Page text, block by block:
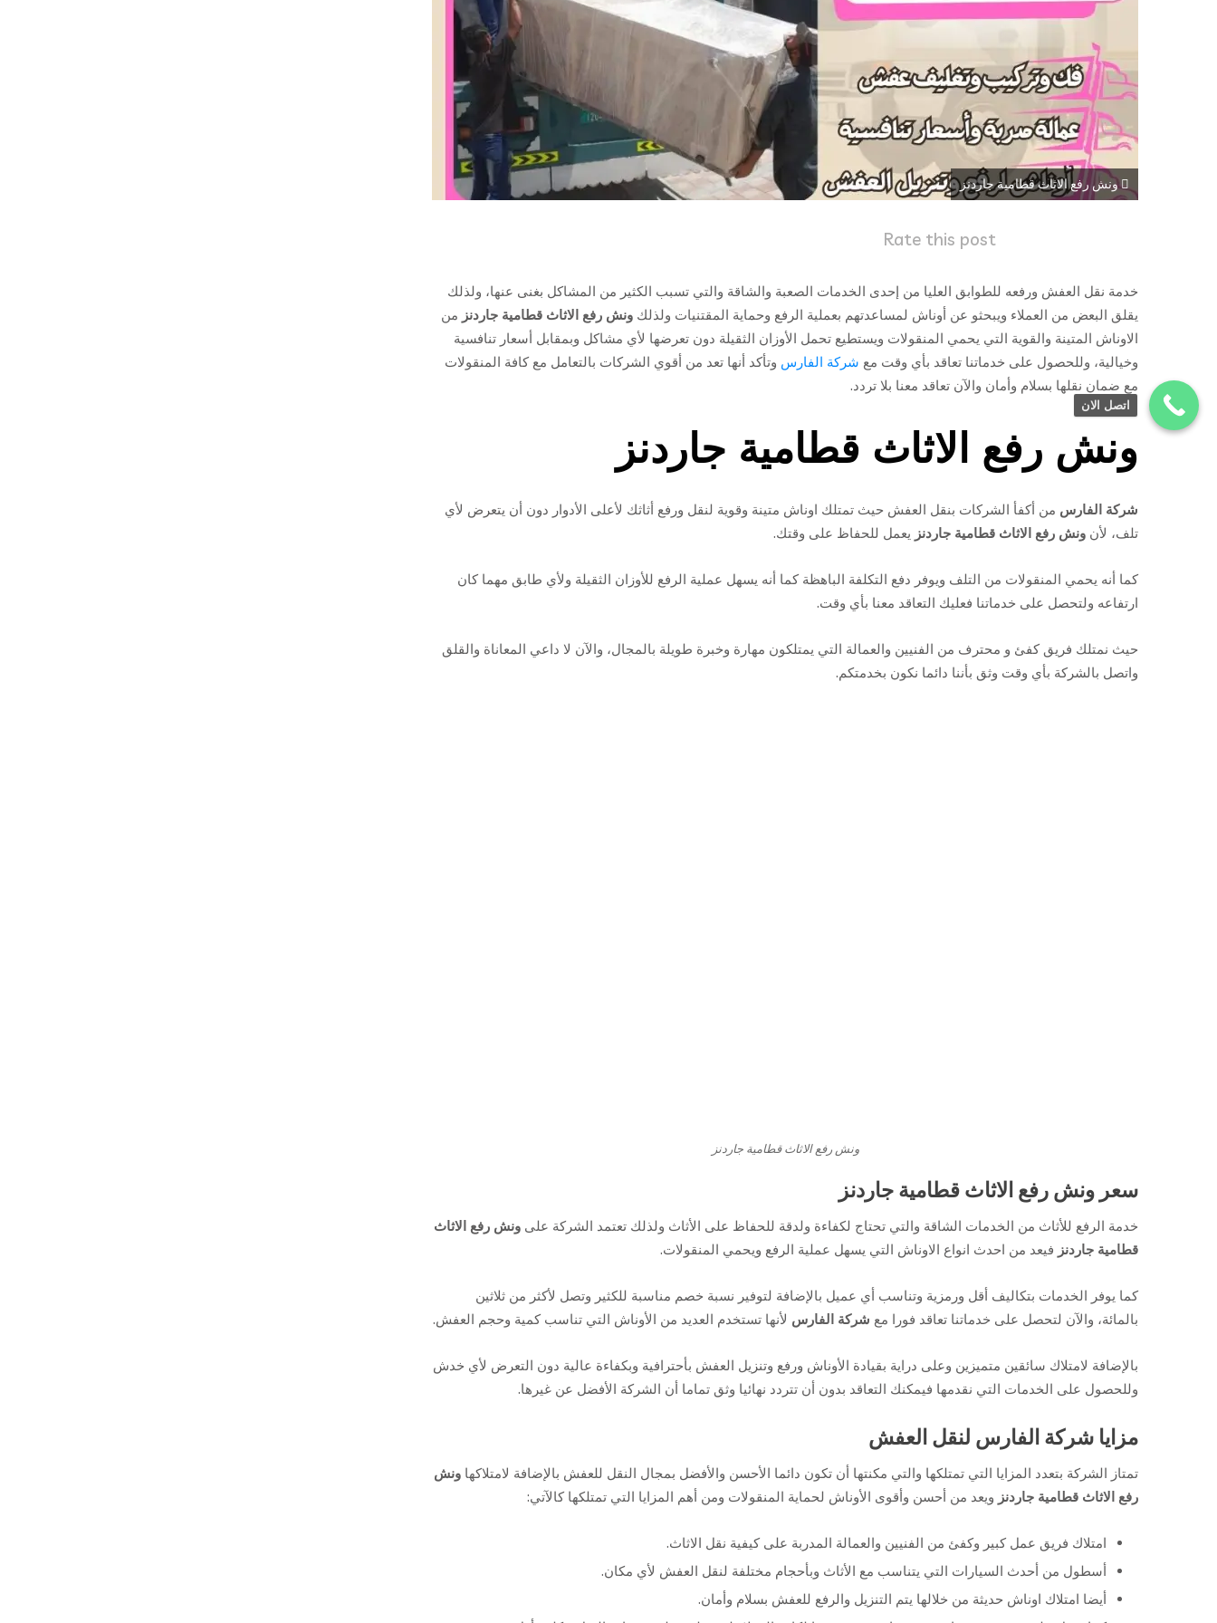
ونش رفع الاثاث قطامية جاردنز
Rate this post
خدمة نقل العفش ورفعه للطوابق العليا من إحدى الخدمات الصعبة والشاقة والتي تسبب الكثير من المشاكل بغنى عنها، ولذلك
يقلق البعض من العملاء ويبحثو عن أوناش لمساعدتهم بعملية الرفع وحماية المقتنيات ولذلك ونش رفع الاثاث قطامية جاردنز من
الاوناش المتينة والقوية التي يحمي المنقولات ويستطيع تحمل الأوزان الثقيلة دون تعرضها لأي مشاكل وبمقابل أسعار تنافسية
وخيالية، وللحصول على خدماتنا تعاقد بأي وقت مع شركة الفارس وتأكد أنها تعد من أقوي الشركات بالتعامل مع كافة المنقولات
مع ضمان نقلها بسلام وأمان والآن تعاقد معنا بلا تردد.
ونش رفع الاثاث قطامية جاردنز
شركة الفارس من أكفأ الشركات بنقل العفش حيث تمتلك اوناش متينة وقوية لنقل ورفع أثاثك لأعلى الأدوار دون أن يتعرض لأي
تلف، لأن ونش رفع الاثاث قطامية جاردنز يعمل للحفاظ على وقتك.
كما أنه يحمي المنقولات من التلف ويوفر دفع التكلفة الباهظة كما أنه يسهل عملية الرفع للأوزان الثقيلة ولأي طابق مهما كان
ارتفاعه ولتحصل على خدماتنا فعليك التعاقد معنا بأي وقت.
حيث نمتلك فريق كفئ و محترف من الفنيين والعمالة التي يمتلكون مهارة وخبرة طويلة بالمجال، والآن لا داعي المعاناة والقلق
واتصل بالشركة بأي وقت وثق بأننا دائما نكون بخدمتكم.
ونش رفع الاثاث قطامية جاردنز
سعر ونش رفع الاثاث قطامية جاردنز
خدمة الرفع للأثاث من الخدمات الشاقة والتي تحتاج لكفاءة ولدقة للحفاظ على الأثاث ولذلك تعتمد الشركة على ونش رفع الاثاث
قطامية جاردنز فيعد من احدث انواع الاوناش التي يسهل عملية الرفع ويحمي المنقولات.
كما يوفر الخدمات بتكاليف أقل ورمزية وتناسب أي عميل بالإضافة لتوفير نسبة خصم مناسبة للكثير وتصل لأكثر من ثلاثين
بالمائة، والآن لتحصل على خدماتنا تعاقد فورا مع شركة الفارس لأنها تستخدم العديد من الأوناش التي تناسب كمية وحجم العفش.
بالإضافة لامتلاك سائقين متميزين وعلى دراية بقيادة الأوناش ورفع وتنزيل العفش بأحترافية وبكفاءة عالية دون التعرض لأي خدش
وللحصول على الخدمات التي نقدمها فيمكنك التعاقد بدون أن تتردد نهائيا وثق تماما أن الشركة الأفضل عن غيرها.
مزايا شركة الفارس لنقل العفش
تمتاز الشركة بتعدد المزايا التي تمتلكها والتي مكنتها أن تكون دائما الأحسن والأفضل بمجال النقل للعفش بالإضافة لامتلاكها ونش
رفع الاثاث قطامية جاردنز ويعد من أحسن وأقوى الأوناش لحماية المنقولات ومن أهم المزايا التي تمتلكها كالآتي:
امتلاك فريق عمل كبير وكفئ من الفنيين والعمالة المدربة على كيفية نقل الاثاث.
أسطول من أحدث السيارات التي يتناسب مع الأثاث وبأحجام مختلفة لنقل العفش لأي مكان.
أيضا امتلاك اوناش حديثة من خلالها يتم التنزيل والرفع للعفش بسلام وأمان.
اتصل الان